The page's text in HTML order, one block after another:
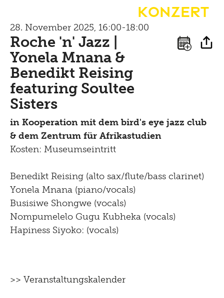
für Schulen
für Erwachsene
für Kinder und Familien
Tutorials
Projekte
Sommerferien Workshop
Parcours Rundgänge
Tinguely on the Road
Tinguely, Sammlung
& Restaurierung
Biografie
Sammlung
Restaurierung
Konferenz
Tinguely Studies
Tinguely100
Digital
Multimediaguide
Tinguely@Home
Radio Tinguely
Machine Builder
Presse
Pressematerial
Inklusiv
Hören
Sehen
Gehen
Kultur Inklusiv
Impressum
Datenschutz
Bistro
Picknick
Shop
Konzert
28. November 2025, 16:00-18:00
Roche 'n' Jazz |
Yonela Mnana &
Benedikt Reising
featuring Soultee
Sisters
in Kooperation mit dem bird's eye jazz club
& dem Zentrum für Afrikastudien
Kosten: Museumseintritt
Benedikt Reising (alto sax/flute/bass clarinet)
Yonela Mnana (piano/vocals)
Busisiwe Shongwe (vocals)
Nompumelelo Gugu Kubheka (vocals)
Hapiness Siyoko: (vocals)
>> Veranstaltungskalender